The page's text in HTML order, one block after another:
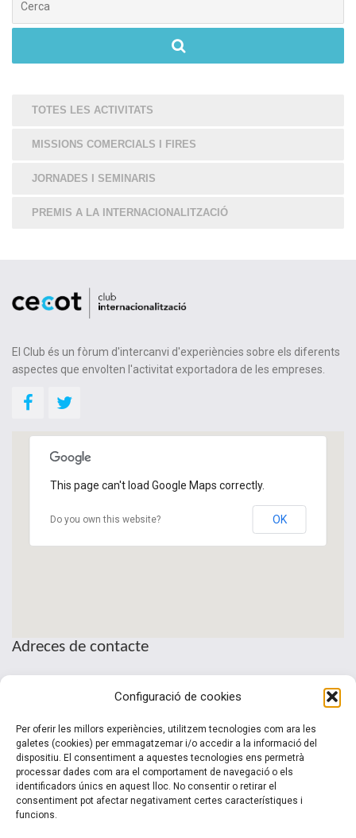
Configuració de cookies
Per oferir les millors experiències, utilitzem tecnologies com ara les
galetes (cookies) per emmagatzemar i/o accedir a la informació del
dispositiu. El consentiment a aquestes tecnologies ens permetrà
processar dades com ara el comportament de navegació o els
identificadors únics en aquest lloc. No consentir o retirar el
consentiment pot afectar negativament certes característiques i
funcions.
TOTES LES ACTIVITATS
MISSIONS COMERCIALS I FIRES
JORNADES I SEMINARIS
PREMIS A LA INTERNACIONALITZACIÓ
El Club és un fòrum d'intercanvi d'experiències sobre els diferents
aspectes que envolten l'activitat exportadora de les empreses.
This page can't load Google Maps correctly.
Do you own this website? OK
Adreces de contacte
Telèfon: (+34) 937 361 100
clubinternacionalitzacio@cecot.org.